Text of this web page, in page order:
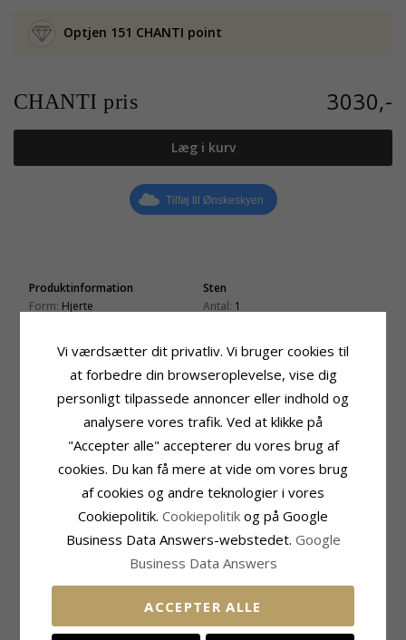
Optjen 151 CHANTI point
CHANTI pris 3030,-
Læg i kurv
Tilføj til Ønskeskyen
Produktinformation
Form: Hjerte
9
Ædelmetal: Guld
Overflade:Blank
Sten
Antal: 1
Diamant Farve: Wesselton
Diamant Klarhed:SI
Carat:0,02
Højde Inkl. Øsken:15,3 mm
Højde Ekskl. Øsken:
10,4 mm
Bredde: 9,8 mm
3,5 mm
Leveringstid
Leveringstid:2-3 Hverdage
Passer Til Guldkæder Med Bredde
Slange Max:1,4 mm
1,4 mm
RELATEREDE PRODUKTER
UDGÅR
Vi værdsætter dit privatliv. Vi bruger cookies til
at forbedre din browseroplevelse, vise dig
personligt tilpassede annoncer eller indhold og
analysere vores trafik. Ved at klikke på
"Accepter alle" accepterer du vores brug af
cookies. Du kan få mere at vide om vores brug
af cookies og andre teknologier i vores
Cookiepolitik. Cookiepolitik og på Google
Business Data Answers-webstedet. Google
Business Data Answers
ACCEPTER ALLE